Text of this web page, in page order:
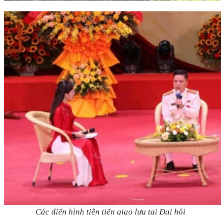
Các điển hình tiên tiến giao lưu tại Đại hội